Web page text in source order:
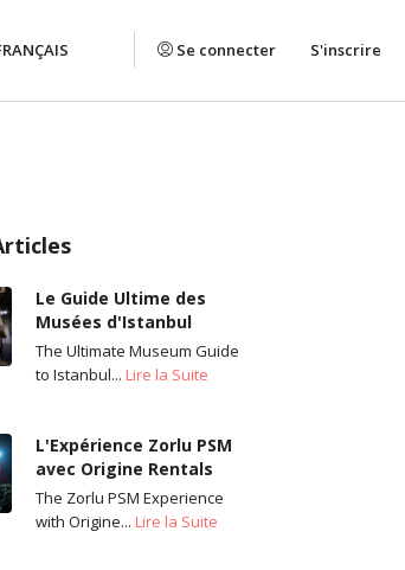
Se connecter S'inscrire
Le Guide Ultime des
Musées d'Istanbul
The Ultimate Museum Guide
to Istanbul... Lire la Suite
L'Expérience Zorlu PSM
avec Origine Rentals
The Zorlu PSM Experience
with Origine... Lire la Suite